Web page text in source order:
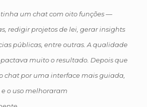
um chat com oito funções —
redigir projetos de lei, gerar insights
públicas, entre outras. A qualidade
muito o resultado. Depois que
chat por uma interface mais guiada,
o uso melhoraram